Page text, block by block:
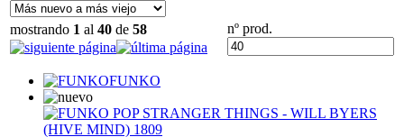
mostrando 1 al 40 de 58 nº prod.
FUNKO